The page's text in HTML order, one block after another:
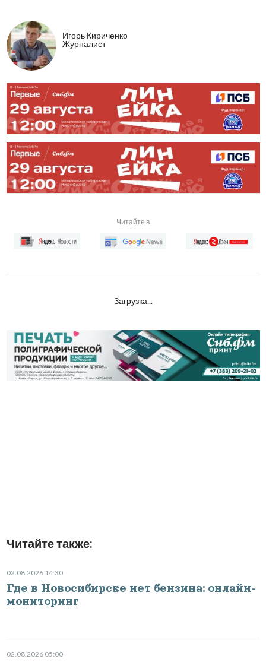
Игорь Кириченко
Журналист
Читайте в
Загрузка...
Читайте также:
02.08.2026 14:30
Где в Новосибирске нет бензина: онлайн-
мониторинг
02.08.2026 05:00